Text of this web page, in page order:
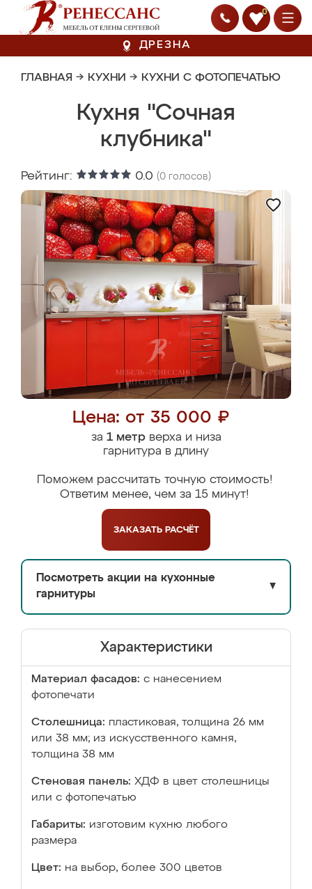
0
ДРЕЗНА
ГЛАВНАЯ → КУХНИ → КУХНИ С ФОТОПЕЧАТЬЮ
Кухня "Сочная
клубника"
Рейтинг: 0.0 (0 голосов)
Цена: от 35 000 ₽
за 1 метрверха и низа
гарнитура в длину
Поможем рассчитать точную стоимость!
Ответим менее, чем за 15 минут!
ЗАКАЗАТЬ РАСЧЁТ
Посмотреть акции на кухонные
гарнитуры
▼
Характеристики
Материал фасадов: с нанесением
фотопечати
Столешница: пластиковая, толщина 26 мм
или 38 мм; из искусственного камня,
толщина 38 мм
Стеновая панель: ХДФ в цвет столешницы
или с фотопечатью
Габариты: изготовим кухню любого
размера
Цвет: на выбор, более 300 цветов